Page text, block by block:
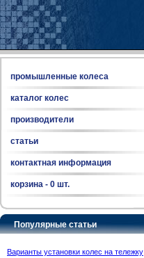
промышленные колеса
каталог колес
производители
статьи
контактная информация
корзина - 0 шт.
Популярные статьи
Варианты установки колес на тележку